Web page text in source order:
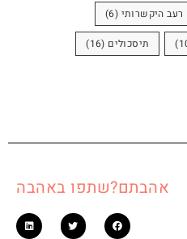
רעב היקשרותי (6)
תיסכולים (16)
אהבתם?שתפו באהבה